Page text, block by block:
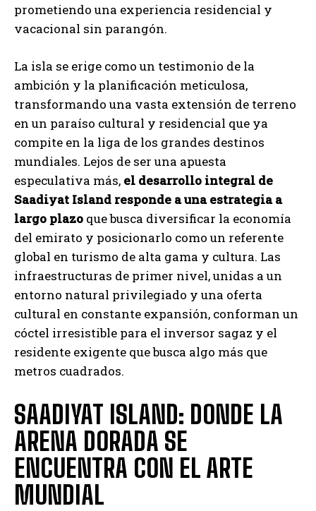
prometiendo una experiencia residencial y
vacacional sin parangón.
La isla se erige como un testimonio de la
ambición y la planificación meticulosa,
transformando una vasta extensión de terreno
en un paraíso cultural y residencial que ya
compite en la liga de los grandes destinos
mundiales. Lejos de ser una apuesta
especulativa más, el desarrollo integral de
Saadiyat Island responde a una estrategia a
largo plazo que busca diversificar la economía
del emirato y posicionarlo como un referente
global en turismo de alta gama y cultura. Las
infraestructuras de primer nivel, unidas a un
entorno natural privilegiado y una oferta
cultural en constante expansión, conforman un
cóctel irresistible para el inversor sagaz y el
residente exigente que busca algo más que
metros cuadrados.
SAADIYAT ISLAND: DONDE LA
ARENA DORADA SE
ENCUENTRA CON EL ARTE
MUNDIAL